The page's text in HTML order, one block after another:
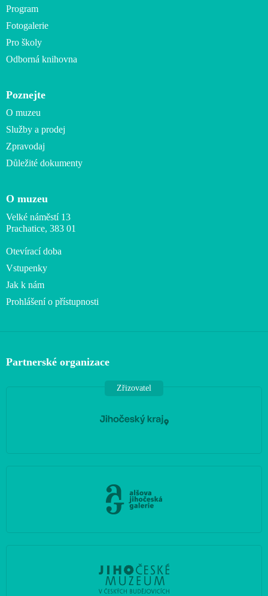
Program
Fotogalerie
Pro školy
Odborná knihovna
Poznejte
O muzeu
Služby a prodej
Zpravodaj
Důležité dokumenty
O muzeu
Velké náměstí 13
Prachatice, 383 01
Otevírací doba
Vstupenky
Jak k nám
Prohlášení o přístupnosti
Partnerské organizace
Zřizovatel